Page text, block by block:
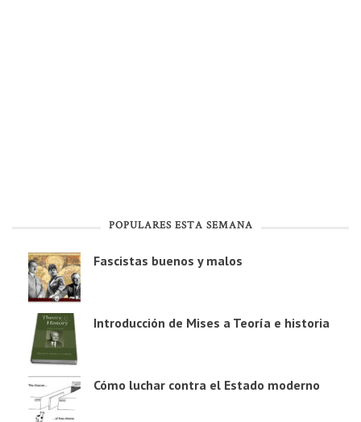
POPULARES ESTA SEMANA
Fascistas buenos y malos
Introducción de Mises a Teoría e historia
Cómo luchar contra el Estado moderno